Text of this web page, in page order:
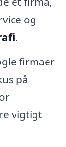
og
.
firmaer
på
vigtigt